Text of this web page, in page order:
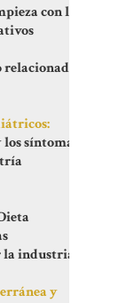
con los
síntomas
industria
y